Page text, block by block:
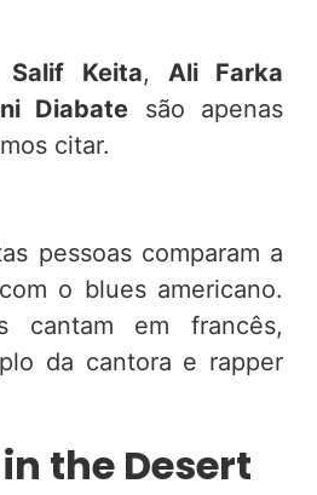
Salif Keita, Ali Farka
Diabate são apenas
citar.
pessoas comparam a
o blues americano.
cantam em francês,
da cantora e rapper
the Desert